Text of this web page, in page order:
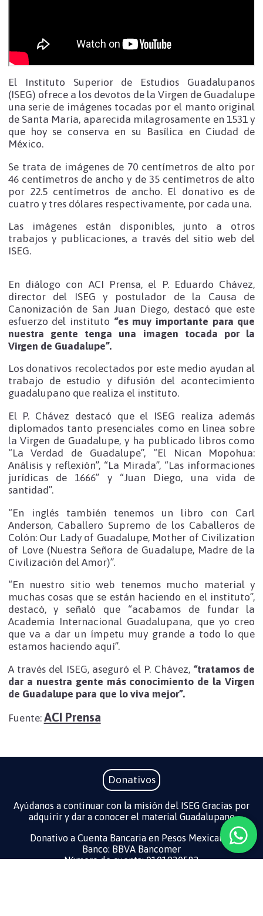
El Instituto Superior de Estudios Guadalupanos
(ISEG) ofrece a los devotos de la Virgen de Guadalupe
una serie de imágenes tocadas por el manto original
de Santa María, aparecida milagrosamente en 1531 y
que hoy se conserva en su Basílica en Ciudad de
México.
Se trata de imágenes de 70 centímetros de alto por
46 centímetros de ancho y de 35 centímetros de alto
por 22.5 centímetros de ancho. El donativo es de
cuatro y tres dólares respectivamente, por cada una.
Las imágenes están disponibles, junto a otros
trabajos y publicaciones, a través del sitio web del
ISEG.
En diálogo con ACI Prensa, el P. Eduardo Chávez,
director del ISEG y postulador de la Causa de
Canonización de San Juan Diego, destacó que este
esfuerzo del instituto “es muy importante para que
nuestra gente tenga una imagen tocada por la
Virgen de Guadalupe”.
Los donativos recolectados por este medio ayudan al
trabajo de estudio y difusión del acontecimiento
guadalupano que realiza el instituto.
El P. Chávez destacó que el ISEG realiza además
diplomados tanto presenciales como en línea sobre
la Virgen de Guadalupe, y ha publicado libros como
“La Verdad de Guadalupe”, “El Nican Mopohua:
Análisis y reflexión”, “La Mirada”, “Las informaciones
jurídicas de 1666” y “Juan Diego, una vida de
santidad”.
“En inglés también tenemos un libro con Carl
Anderson, Caballero Supremo de los Caballeros de
Colón: Our Lady of Guadalupe, Mother of Civilization
of Love (Nuestra Señora de Guadalupe, Madre de la
Civilización del Amor)”.
“En nuestro sitio web tenemos mucho material y
muchas cosas que se están haciendo en el instituto”,
destacó, y señaló que “acabamos de fundar la
Academia Internacional Guadalupana, que yo creo
que va a dar un ímpetu muy grande a todo lo que
estamos haciendo aquí”.
A través del ISEG, aseguró el P. Chávez, “tratamos de
dar a nuestra gente más conocimiento de la Virgen
de Guadalupe para que lo viva mejor”.
Fuente: ACI Prensa
Donativos
Ayúdanos a continuar con la misión del ISEG Gracias por
adquirir y dar a conocer el material Guadalupano
Donativo a Cuenta Bancaria en Pesos Mexicanos
Banco: BBVA Bancomer
Número de cuenta: 0101930583